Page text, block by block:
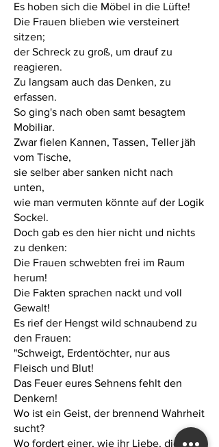
Es hoben sich die Möbel in die Lüfte!
Die Frauen blieben wie versteinert
sitzen;
der Schreck zu groß, um drauf zu
reagieren.
Zu langsam auch das Denken, zu
erfassen.
So ging's nach oben samt besagtem
Mobiliar.
Zwar fielen Kannen, Tassen, Teller jäh
vom Tische,
sie selber aber sanken nicht nach
unten,
wie man vermuten könnte auf der Logik
Sockel.
Doch gab es den hier nicht und nichts
zu denken:
Die Frauen schwebten frei im Raum
herum!
Die Fakten sprachen nackt und voll
Gewalt!
Es rief der Hengst wild schnaubend zu
den Frauen:
"Schweigt, Erdentöchter, nur aus
Fleisch und Blut!
Das Feuer eures Sehnens fehlt den
Denkern!
Wo ist ein Geist, der brennend Wahrheit
sucht?
Wo fordert einer, wie ihr Liebe, die